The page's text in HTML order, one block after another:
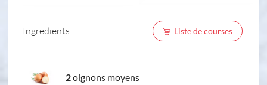
Ingredients Liste de courses
2oignons moyens